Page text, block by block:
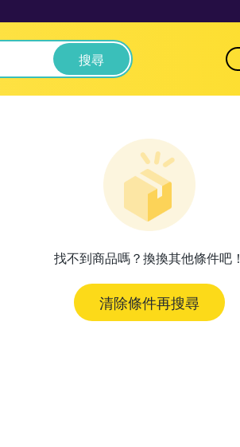
搜尋
找不到商品嗎？換換其他條件吧！
清除條件再搜尋